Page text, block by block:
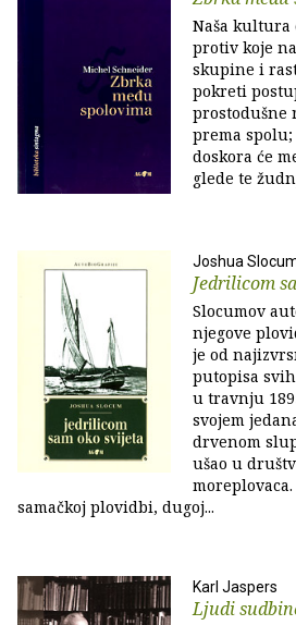
Naša kultura
protiv koje
skupine i
pokreti
prostodušne
prema
doskora će
glede te
Joshua
Jedrilicom
Slocumov
njegove
je od
putopisa
u travnju
svojem
drvenom
ušao u
samačkoj plovidbi, dugoj...
Karl Jaspers
Ljudi